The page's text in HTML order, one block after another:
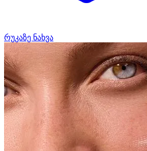
რუკაზე ნახვა